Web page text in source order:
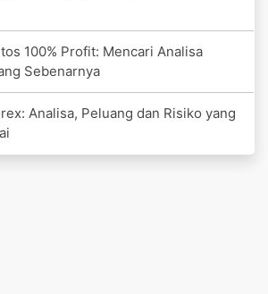
100% Profit: Mencari Analisa
Sebenarnya
Analisa, Peluang dan Risiko yang